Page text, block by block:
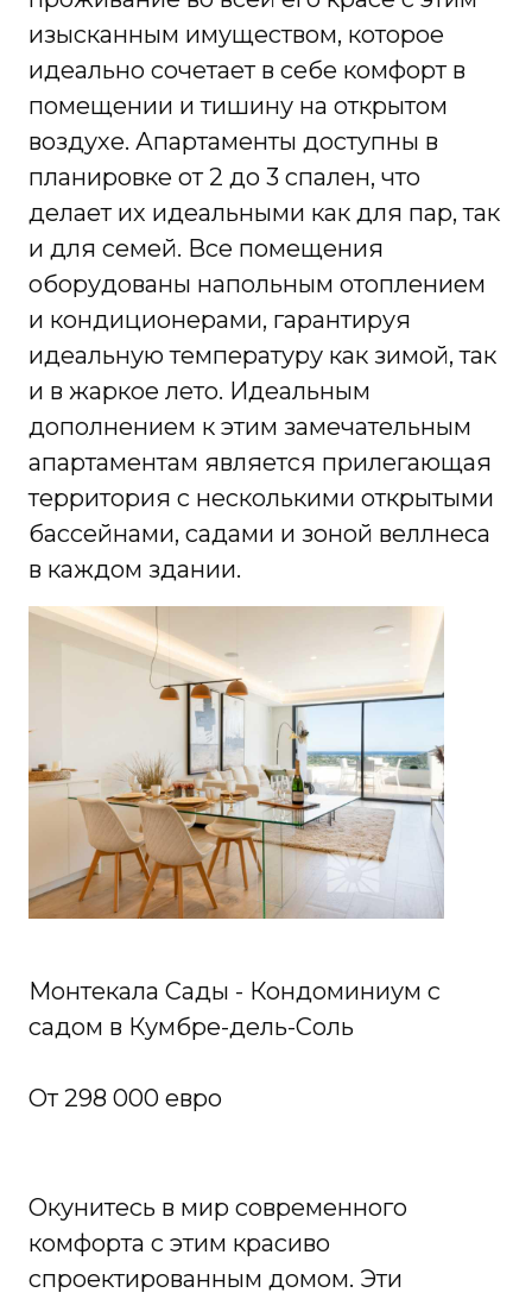
изысканным имуществом, которое
идеально сочетает в себе комфорт в
помещении и тишину на открытом
воздухе. Апартаменты доступны в
планировке от 2 до 3 спален, что
делает их идеальными как для пар, так
и для семей. Все помещения
оборудованы напольным отоплением
и кондиционерами, гарантируя
идеальную температуру как зимой, так
и в жаркое лето. Идеальным
дополнением к этим замечательным
апартаментам является прилегающая
территория с несколькими открытыми
бассейнами, садами и зоной веллнеса
в каждом здании.
Монтекала Сады - Кондоминиум с
садом в Кумбре-дель-Соль
От 298 000 евро
Окунитесь в мир современного
комфорта с этим красиво
спроектированным домом. Эти